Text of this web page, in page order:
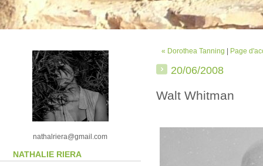
nathalriera@gmail.com
NATHALIE RIERA
« Dorothea Tanning Page
20/06/2008
Walt Whitman